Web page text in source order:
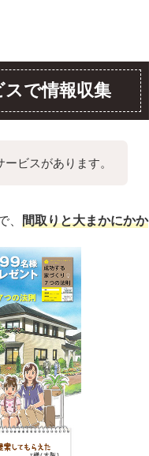
で情報収集
ビスがあります。
間取りと大まかにかか